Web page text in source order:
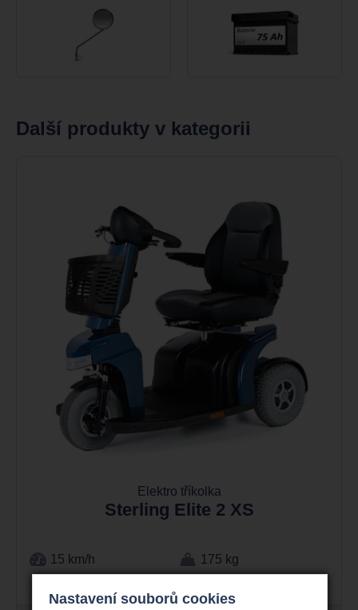
Další produkty v kategorii
Elektro tříkolka
Sterling Elite 2 XS
15 km/h
175 kg
Nastavení souborů cookies